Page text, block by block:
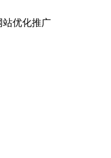
站优化推广